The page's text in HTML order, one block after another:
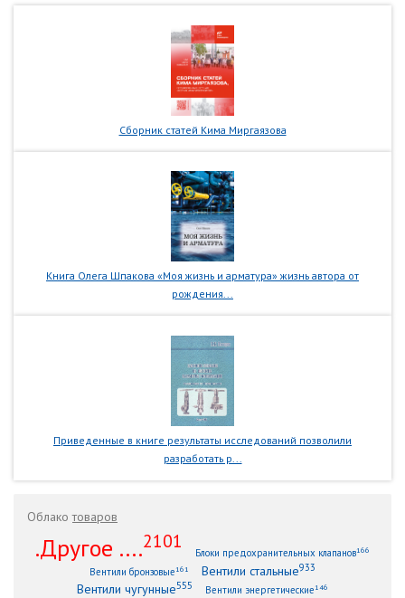
Сборник статей Кима Миргаязова
Книга Олега Шпакова «Моя жизнь и арматура» жизнь автора от
рождения...
Приведенные в книге результаты исследований позволили
разработать р...
Облакотоваров
.Другое ....2101
Блоки предохранительных клапанов166
Вентили бронзовые161 Вентили стальные933
Вентили чугунные555 Вентили энергетические146